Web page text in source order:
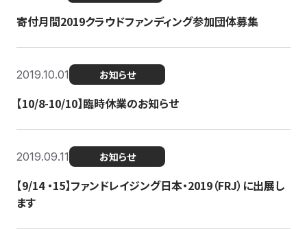
寄付月間2019クラウドファンディング参加団体募集
2019.10.01 お知らせ
【10/8-10/10】臨時休業のお知らせ
2019.09.11 お知らせ
【9/14 ・15】ファンドレイジング日本・2019（FRJ）に出展し
ます